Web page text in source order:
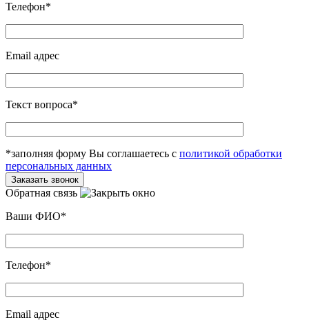
Телефон*
Email адрес
Текст вопроса*
*заполняя форму Вы соглашаетесь с политикой обработки
персональных данных
Обратная связь
Ваши ФИО*
Телефон*
Email адрес